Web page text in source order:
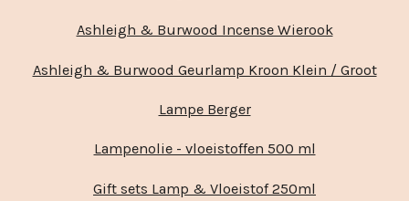
Ashleigh & Burwood Incense Wierook
Ashleigh & Burwood Geurlamp Kroon Klein / Groot
Lampe Berger
Lampenolie - vloeistoffen 500 ml
Gift sets Lamp & Vloeistof 250ml